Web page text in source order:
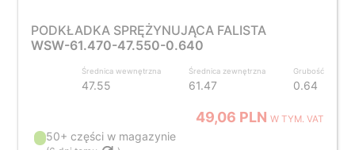
PODKŁADKA SPRĘŻYNUJĄCA FALISTA
WSW-61.470-47.550-0.640
Średnica wewnętrzna
47.55
Średnica zewnętrzna
61.47
Grubość
0.64
49,06 PLNW TYM. VAT
50+ części w magazynie